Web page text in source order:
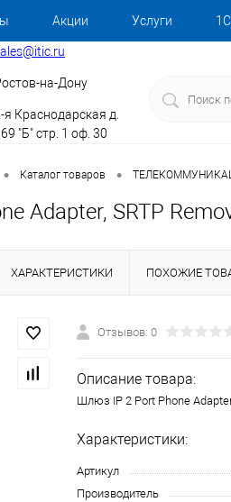
Акции Услуги
на-Дону
я Краснодарская д.
"Б" стр. 1 оф. 30
• Каталог товаров •
Adapter, SRTP
ХАРАКТЕРИСТИКИ ПОХОЖИЕ
Отзывов: 0
Описание товара:
Шлюз IP 2 Port Phone
Характеристики:
Артикул
Производитель